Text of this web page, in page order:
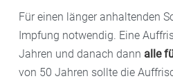
Für einen länger anhaltenden
Impfung notwendig. Eine
Jahren und danach dann alle
von 50 Jahren sollte die